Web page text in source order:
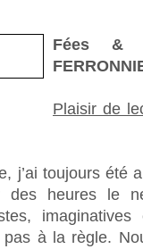
Fées &
Plaisir de
j’ai toujours été
des heures le
à la règle.